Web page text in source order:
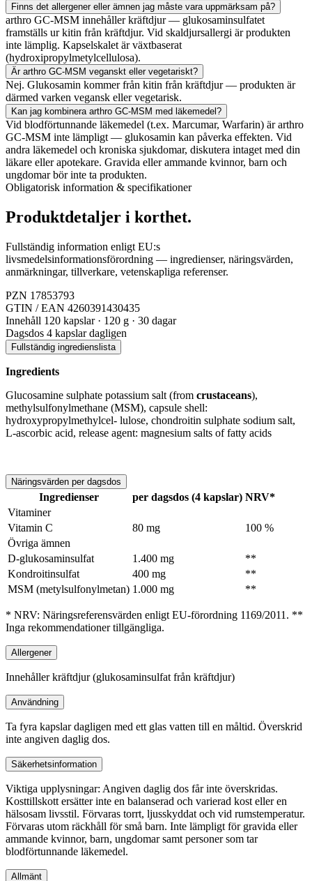
Finns det allergener eller ämnen jag måste vara uppmärksam på?
arthro GC-MSM innehåller kräftdjur — glukosaminsulfatet
framställs ur kitin från kräftdjur. Vid skaldjursallergi är produkten
inte lämplig. Kapselskalet är växtbaserat
(hydroxipropylmetylcellulosa).
Är arthro GC-MSM veganskt eller vegetariskt?
Nej. Glukosamin kommer från kitin från kräftdjur — produkten är
därmed varken vegansk eller vegetarisk.
Kan jag kombinera arthro GC-MSM med läkemedel?
Vid blodförtunnande läkemedel (t.ex. Marcumar, Warfarin) är arthro
GC-MSM inte lämpligt — glukosamin kan påverka effekten. Vid
andra läkemedel och kroniska sjukdomar, diskutera intaget med din
läkare eller apotekare. Gravida eller ammande kvinnor, barn och
ungdomar bör inte ta produkten.
Obligatorisk information & specifikationer
Produktdetaljer i korthet.
Fullständig information enligt EU:s
livsmedelsinformationsförordning — ingredienser, näringsvärden,
anmärkningar, tillverkare, vetenskapliga referenser.
PZN 17853793
GTIN / EAN 4260391430435
Innehåll 120 kapslar · 120 g · 30 dagar
Dagsdos 4 kapslar dagligen
Fullständig ingredienslista
Ingredients
Glucosamine sulphate potassium salt (from crustaceans),
methylsulfonylmethane (MSM), capsule shell:
hydroxypropylmethylcel- lulose, chondroitin sulphate sodium salt,
L-ascorbic acid, release agent: magnesium salts of fatty acids
Näringsvärden per dagsdos
Ingredienser per dagsdos (4 kapslar) NRV*
Vitaminer
Vitamin C
80 mg
100 %
Övriga ämnen
D-glukosaminsulfat
1.400 mg
**
Kondroitinsulfat
400 mg
**
MSM (metylsulfonylmetan) 1.000 mg **
* NRV: Näringsreferensvärden enligt EU-förordning 1169/2011. **
Inga rekommendationer tillgängliga.
Allergener
Innehåller kräftdjur (glukosaminsulfat från kräftdjur)
Användning
Ta fyra kapslar dagligen med ett glas vatten till en måltid. Överskrid
inte angiven daglig dos.
Säkerhetsinformation
Viktiga upplysningar: Angiven daglig dos får inte överskridas.
Kosttillskott ersätter inte en balanserad och varierad kost eller en
hälsosam livsstil. Förvaras torrt, ljusskyddat och vid rumstemperatur.
Förvaras utom räckhåll för små barn. Inte lämpligt för gravida eller
ammande kvinnor, barn, ungdomar samt personer som tar
blodförtunnande läkemedel.
Allmänt